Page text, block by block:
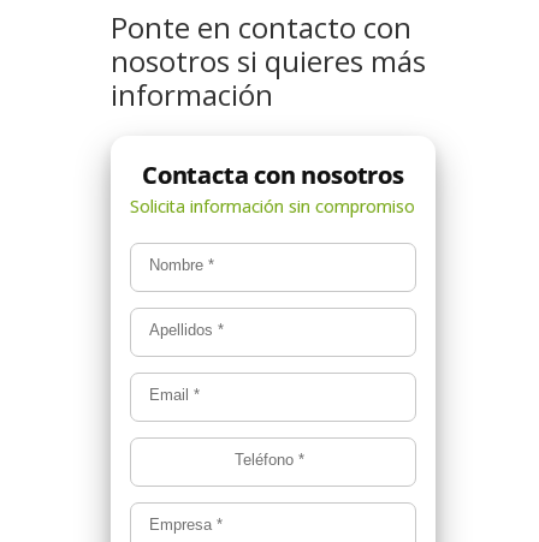
Ponte en contacto con
nosotros si quieres más
información
Nombre *
Apellidos *
Email *
Teléfono *
Empresa *